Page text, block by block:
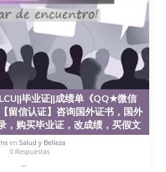
立大学（San Jose State
立大学（San Jose State
立大学学位证（San Jose State
立大学学位证（San Jose State
立大学结业证（San Jose State
立大学结业证（San Jose State
立大学结业证（San Jose State
立大学学位证（San Jose State
立大学学位证（San Jose State
立大学学历证书（San Jose
何塞州立大学学历证书（San
）圣何塞州立大学学历证书
）澳洲读书未毕业找人做
澳洲读CQU中央昆士兰大
证书/澳洲读本科硕士做文凭/购
毕业证||成绩单《QQ★微信
留信认证】咨询国外证书，国外
，购买毕业证，改成绩，买假文
en Salud y Belleza
0 Respuestas
...